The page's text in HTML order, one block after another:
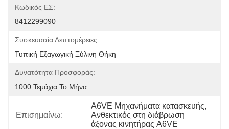
Κωδικός ΕΣ:
8412299090
Συσκευασία Λεπτομέρειες:
Τυπική Εξαγωγική Ξύλινη Θήκη
Δυνατότητα Προσφοράς:
1000 Τεμάχια Το Μήνα
Επισημαίνω:
A6VE Μηχανήματα κατασκευής,
Ανθεκτικός στη διάβρωση
άξονας κινητήρας A6VE